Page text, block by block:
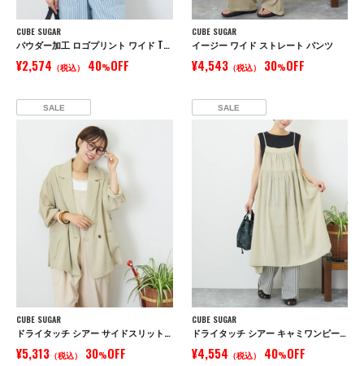
CUBE SUGAR
パウダー加工 ロゴプリント ワイド Tシャツ
¥2,574 （税込） 40%OFF
CUBE SUGAR
イージー ワイド ストレート パンツ
¥4,543（税込） 30%OFF
SALE
CUBE SUGAR
ドライタッチ シアー サイドスリット テーラード ジャケット
¥5,313 （税込） 30%OFF
SALE
CUBE SUGAR
ドライタッチ シアー キャミワンピース
¥4,554 （税込） 40%OFF